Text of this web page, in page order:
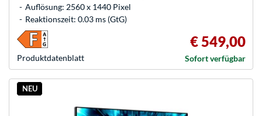
Auflösung: 2560 x 1440 Pixel
Reaktionszeit: 0.03 ms (GtG)
Produkt­datenblatt
€ 549,00
Sofort verfügbar
NEU